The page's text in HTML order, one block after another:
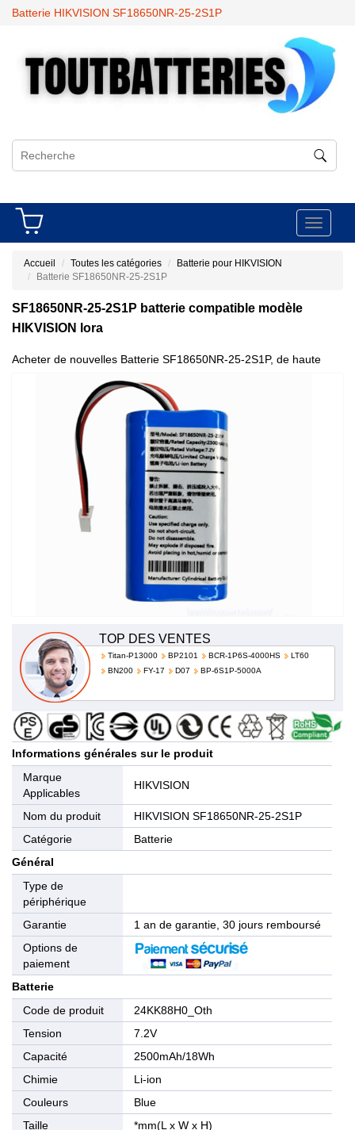
Batterie HIKVISION SF18650NR-25-2S1P
Toggle
Accueil Toutes les catégories
Batterie pour HIKVISION
Batterie SF18650NR-25-2S1P
SF18650NR-25-2S1P batterie compatible modèle
HIKVISION lora
Acheter de nouvelles Batterie SF18650NR-25-2S1P, de haute
qualité et à bas prix!
TOP DES VENTES
Titan-P13000 BP2101 BCR-1P6S-4000HS
LT60
BN200
FY-17 D07 BP-6S1P-5000A
Informations générales sur le produit
Marque
Applicables
HIKVISION
Nom du produit
HIKVISION SF18650NR-25-2S1P
Catégorie
Batterie
Général
Type de
périphérique
Garantie
1 an de garantie, 30 jours remboursé
Options de
paiement
Batterie
Code de produit
24KK88H0_Oth
Tension
7.2V
Capacité
2500mAh/18Wh
Chimie
Li-ion
Couleurs
Blue
Taille
*mm(L x W x H)